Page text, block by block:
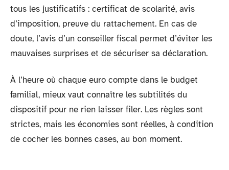
tous les justificatifs : certificat de scolarité, avis
d’imposition, preuve du rattachement. En cas de
doute, l’avis d’un conseiller fiscal permet d’éviter les
mauvaises surprises et de sécuriser sa déclaration.
À l’heure où chaque euro compte dans le budget
familial, mieux vaut connaître les subtilités du
dispositif pour ne rien laisser filer. Les règles sont
strictes, mais les économies sont réelles, à condition
de cocher les bonnes cases, au bon moment.